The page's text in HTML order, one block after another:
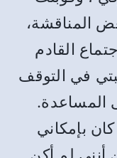
المناقشة،
القادم
في التوقف
المساعدة.
بإمكاني